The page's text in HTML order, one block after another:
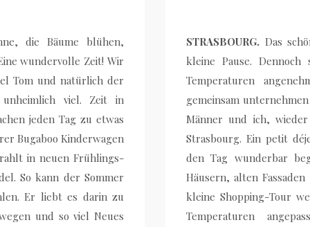
die Bäume blühen,
wundervolle Zeit! Wir
Tom und natürlich der
viel. Zeit in
jeden Tag zu etwas
Bugaboo Kinderwagen
in neuen Frühlings-
So kann der Sommer
Er liebt es darin zu
und so viel Neues
STRASBOURG. Das
kleine Pause.
Temperaturen
gemeinsam
Männer und ich,
Strasbourg. Ein petit
den Tag wunderbar
Häusern, alten
kleine Shopping-Tour
Temperaturen